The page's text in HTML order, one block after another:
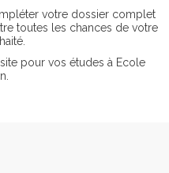
votre dossier complet
toutes les chances de votre
pour vos études à Ecole